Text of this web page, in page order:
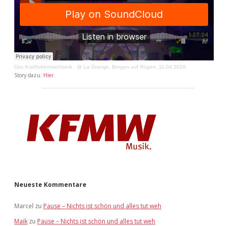
Das Kraftfuttermischwerk · @ La Grange, Bergen auf Rügen, 11.04.2026
Story dazu: Hier.
Neueste Kommentare
Marcel zu Pause – Nichts ist schön und alles tut weh
Maik zu Pause – Nichts ist schön und alles tut weh